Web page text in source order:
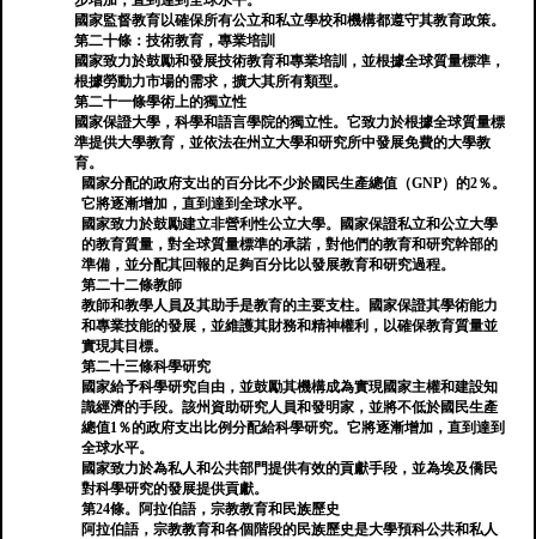
國家監督教育以確保所有公立和私立學校和機構都遵守其教育政策。
第二十條：技術教育，專業培訓
國家致力於鼓勵和發展技術教育和專業培訓，並根據全球質量標準，
根據勞動力市場的需求，擴大其所有類型。
第二十一條學術上的獨立性
國家保證大學，科學和語言學院的獨立性。它致力於根據全球質量標
準提供大學教育，並依法在州立大學和研究所中發展免費的大學教
育。
國家分配的政府支出的百分比不少於國民生產總值（GNP）的2％。
它將逐漸增加，直到達到全球水平。
國家致力於鼓勵建立非營利性公立大學。國家保證私立和公立大學
的教育質量，對全球質量標準的承諾，對他們的教育和研究幹部的
準備，並分配其回報的足夠百分比以發展教育和研究過程。
第二十二條教師
教師和教學人員及其助手是教育的主要支柱。國家保證其學術能力
和專業技能的發展，並維護其財務和精神權利，以確保教育質量並
實現其目標。
第二十三條科學研究
國家給予科學研究自由，並鼓勵其機構成為實現國家主權和建設知
識經濟的手段。該州資助研究人員和發明家，並將不低於國民生產
總值1％的政府支出比例分配給科學研究。它將逐漸增加，直到達到
全球水平。
國家致力於為私人和公共部門提供有效的貢獻手段，並為埃及僑民
對科學研究的發展提供貢獻。
第24條。阿拉伯語，宗教教育和民族歷史
阿拉伯語，宗教教育和各個階段的民族歷史是大學預科公共和私人